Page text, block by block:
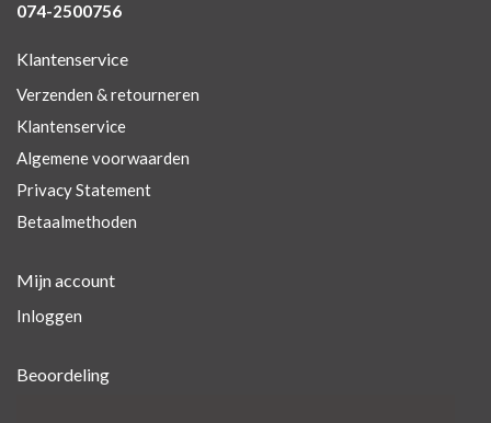
074-2500756
Klantenservice
Verzenden & retourneren
Klantenservice
Algemene voorwaarden
Privacy Statement
Betaalmethoden
Mijn account
Inloggen
Beoordeling